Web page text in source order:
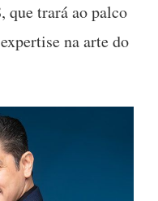
que trará ao palco
na arte do